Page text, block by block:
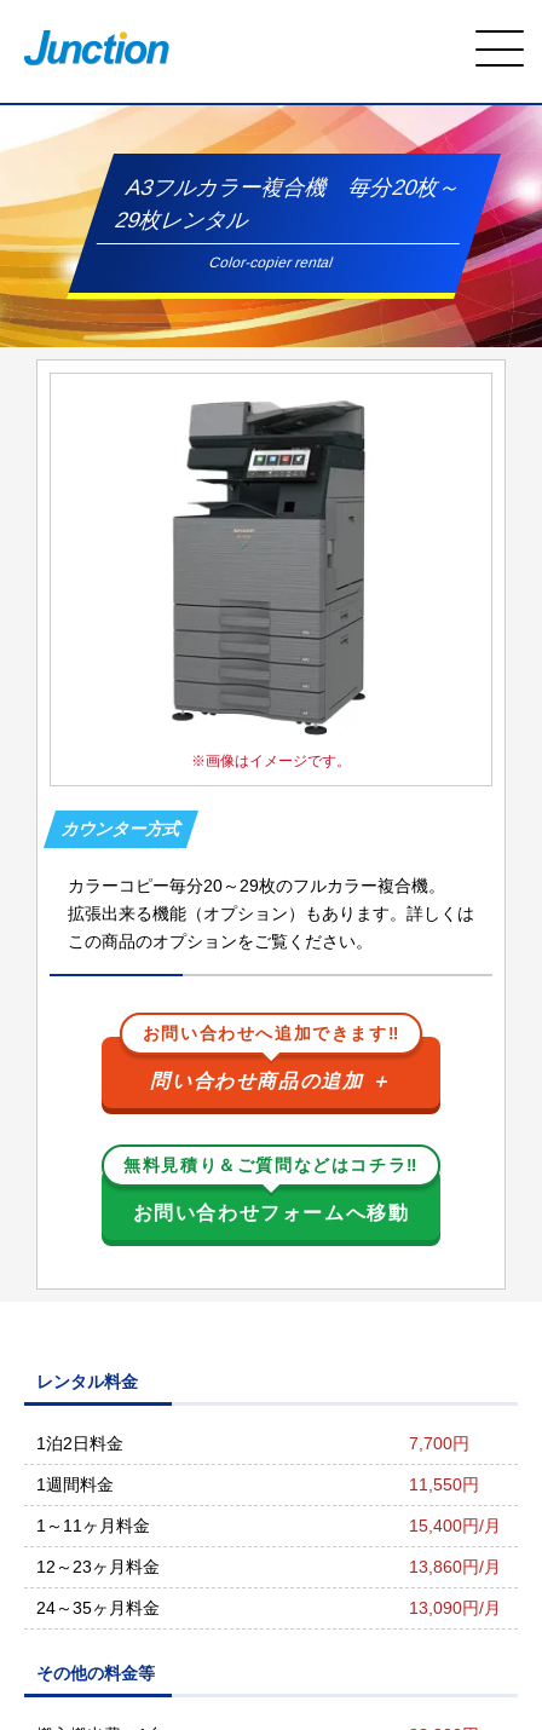
A3フルカラー複合機 毎分20枚～
29枚レンタル
Color-copier rental
画像はイメージです。
カラーコピー毎分20～29枚のフルカラー複合機。
拡張出来る機能（オプション）もあります。詳しくは
この商品のオプションをご覧ください。
お問い合わせへ追加できます‼
問い合わせ商品の追加 ＋
無料見積り＆ご質問などはコチラ‼
お問い合わせフォームへ移動
レンタル料金
1泊2日料金 7,700円
1週間料金 11,550円
1～11ヶ月料金 15,400円/月
12～23ヶ月料金 13,860円/月
24～35ヶ月料金 13,090円/月
その他の料金等